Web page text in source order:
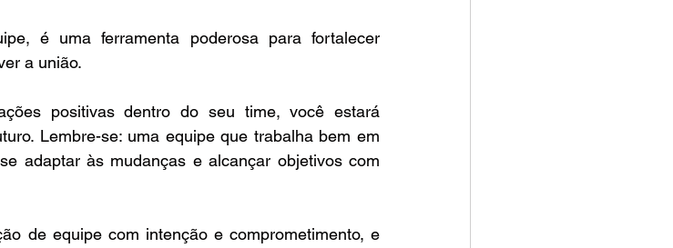
é uma ferramenta poderosa para fortalecer
a união.
positivas dentro do seu time, você estará
Lembre-se: uma equipe que trabalha bem em
adaptar às mudanças e alcançar objetivos com
de equipe com intenção e comprometimento, e